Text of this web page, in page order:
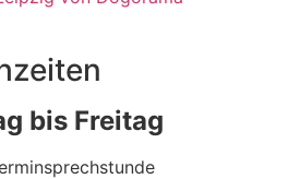
bis Freitag